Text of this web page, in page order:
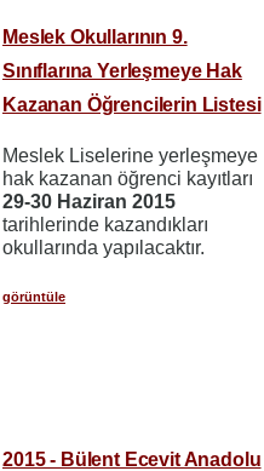
Meslek Okullarının 9.
Sınıflarına Yerleşmeye Hak
Kazanan Öğrencilerin Listesi
Meslek Liselerine yerleşmeye
hak kazanan öğrenci kayıtları
29-30 Haziran 2015
tarihlerinde kazandıkları
okullarında yapılacaktır.
görüntüle
2015 - Bülent Ecevit Anadolu